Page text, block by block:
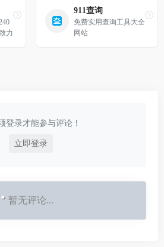
帮
决
达
外
询
色功能，满足用户查词
翻译、文献翻译、合同
翻译等需求，随时随地
力
911查询
免费实用查询工具大全
网站
登录才能参与评论！
立即登录
暂无评论...